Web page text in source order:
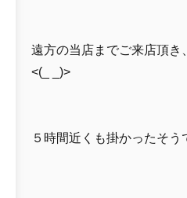
遠方の当店までご来店頂き
<(_ _)>
５時間近くも掛かったそう